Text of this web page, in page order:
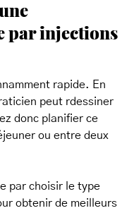
par injections
rapide. En
peut rdessiner
donc planifier ce
ou entre deux
par choisir le type
obtenir de meilleurs